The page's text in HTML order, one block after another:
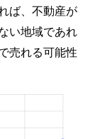
ば、不動産が
い地域であれ
売れる可能性